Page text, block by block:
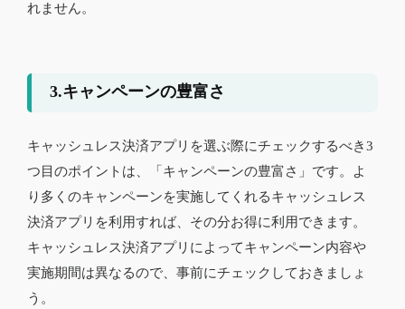
れません。
3.キャンペーンの豊富さ
キャッシュレス決済アプリを選ぶ際にチェックするべき3
つ目のポイントは、「キャンペーンの豊富さ」です。よ
り多くのキャンペーンを実施してくれるキャッシュレス
決済アプリを利用すれば、その分お得に利用できます。
キャッシュレス決済アプリによってキャンペーン内容や
実施期間は異なるので、事前にチェックしておきましょ
う。